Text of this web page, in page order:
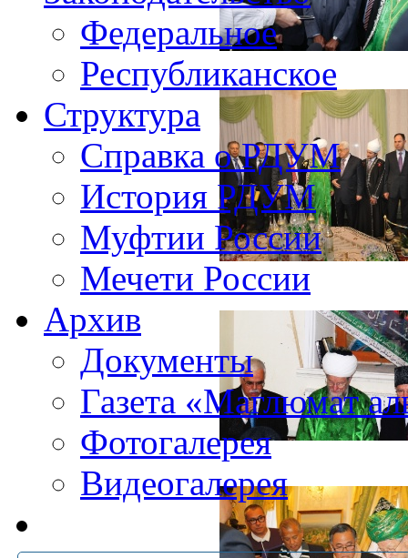
Федеральное
Республиканское
Структура
Справка о РДУМ
История РДУМ
Муфтии России
Мечети России
Архив
Документы
Газета «Маглюмат
Фотогалерея
Видеогалерея